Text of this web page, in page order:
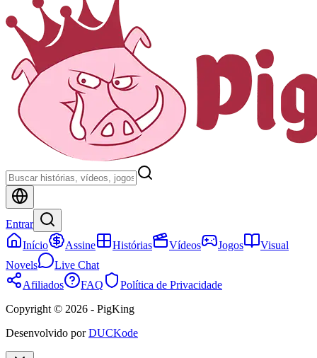
Entrar
Início
Assine Histórias Vídeos Jogos
Visual
Novels
Live Chat
Afiliados
FAQ
Política de Privacidade
Copyright © 2026 - PigKing
Desenvolvido por DUCKode